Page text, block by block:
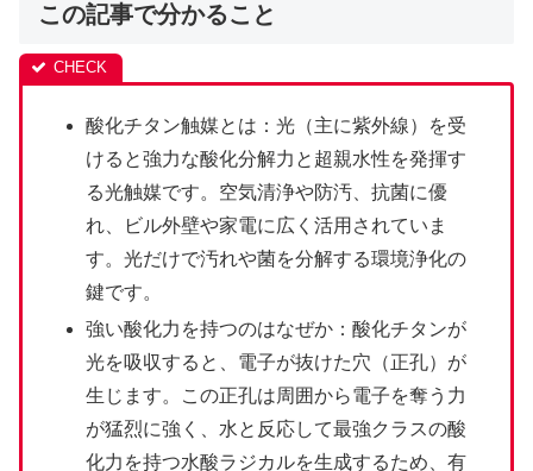
この記事で分かること
酸化チタン触媒とは：光（主に紫外線）を受
けると強力な酸化分解力と超親水性を発揮す
る光触媒です。空気清浄や防汚、抗菌に優
れ、ビル外壁や家電に広く活用されていま
す。光だけで汚れや菌を分解する環境浄化の
鍵です。
強い酸化力を持つのはなぜか：酸化チタンが
光を吸収すると、電子が抜けた穴（正孔）が
生じます。この正孔は周囲から電子を奪う力
が猛烈に強く、水と反応して最強クラスの酸
化力を持つ水酸ラジカルを生成するため、有